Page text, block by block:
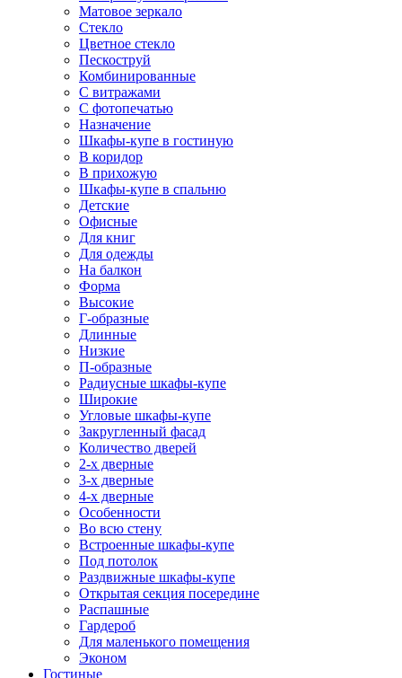
Матовое зеркало
Стекло
Цветное стекло
Пескоструй
Комбинированные
С витражами
С фотопечатью
Назначение
Шкафы-купе в гостиную
В коридор
В прихожую
Шкафы-купе в спальню
Детские
Офисные
Для книг
Для одежды
На балкон
Форма
Высокие
Г-образные
Длинные
Низкие
П-образные
Радиусные шкафы-купе
Широкие
Угловые шкафы-купе
Закругленный фасад
Количество дверей
2-х дверные
3-х дверные
4-х дверные
Особенности
Во всю стену
Встроенные шкафы-купе
Под потолок
Раздвижные шкафы-купе
Открытая секция посередине
Распашные
Гардероб
Для маленького помещения
Эконом
Гостиные